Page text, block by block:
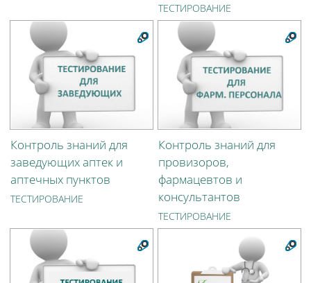
ТЕСТИРОВАНИЕ
Контроль знаний для
заведующих аптек и
аптечных пунктов
ТЕСТИРОВАНИЕ
Контроль знаний для
провизоров,
фармацевтов и
консультантов
ТЕСТИРОВАНИЕ